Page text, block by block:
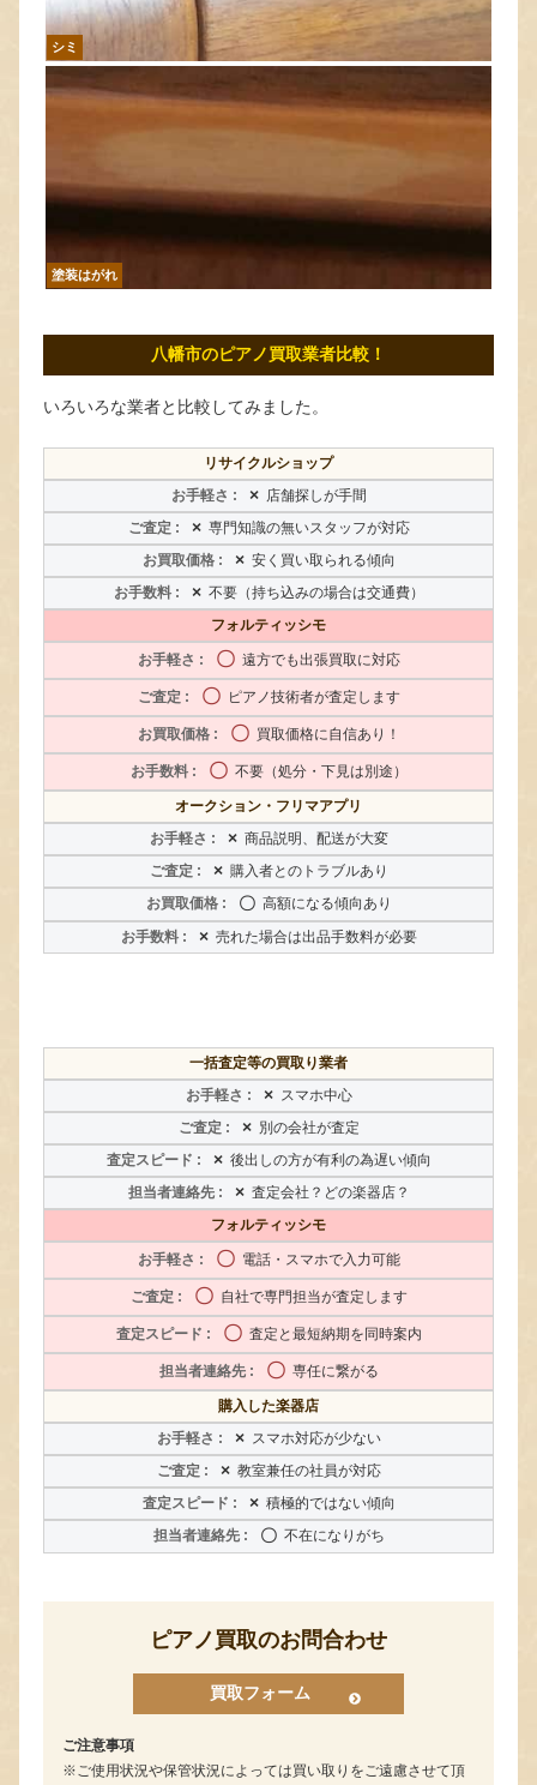
シミ
塗装はがれ
八幡市のピアノ買取業者比較！
いろいろな業者と比較してみました。
リサイクルショップ
× 店舗探しが手間
× 専門知識の無いスタッフが対応
× 安く買い取られる傾向
× 不要（持ち込みの場合は交通費）
フォルティッシモ
〇 遠方でも出張買取に対応
〇 ピアノ技術者が査定します
〇 買取価格に自信あり！
〇 不要（処分・下見は別途）
オークション・フリマアプリ
× 商品説明、配送が大変
× 購入者とのトラブルあり
〇 高額になる傾向あり
× 売れた場合は出品手数料が必要
一括査定等の買取り業者
× スマホ中心
× 別の会社が査定
× 後出しの方が有利の為遅い傾向
× 査定会社？どの楽器店？
フォルティッシモ
〇 電話・スマホで入力可能
〇 自社で専門担当が査定します
〇 査定と最短納期を同時案内
〇 専任に繋がる
購入した楽器店
× スマホ対応が少ない
× 教室兼任の社員が対応
× 積極的ではない傾向
〇 不在になりがち
ピアノ買取のお問合わせ
買取フォーム
ご注意事項
ご使用状況や保管状況によっては買い取りをご遠慮させて頂